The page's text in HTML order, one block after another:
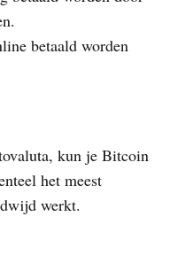
betaald worden
kun je Bitcoin
het meest
werkt.